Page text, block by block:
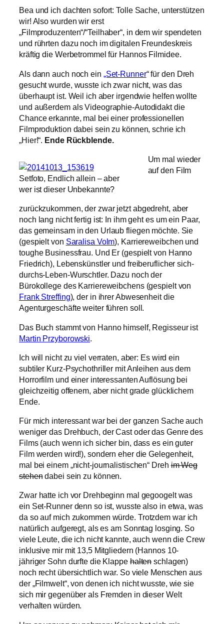
Bea und ich dachten sofort: Tolle Sache, unterstützen
wir! Also wurden wir erst
„Filmproduzenten“/“Teilhaber“, in dem wir spendeten
und rührten dazu noch im digitalen Freundeskreis
kräftig die Werbetrommel für Hannos Filmidee.
Als dann auch noch ein „Set-Runner“ für den Dreh
gesucht wurde, wusste ich zwar nicht, was das
überhaupt ist. Weil ich aber irgendwie helfen wollte
und außerdem als Videographie-Autodidakt die
Chance erkannte, mal bei einer professionellen
Filmproduktion dabei sein zu können, schrie ich
„Hier!“. Ende Rückblende.
Setfoto, Endlich allein – aber
wer ist dieser Unbekannte?
Um mal wieder
auf den Film
zurückzukommen, der zwar jetzt abgedreht, aber
noch lang nicht fertig ist: In ihm geht es um ein Paar,
das gemeinsam in den Urlaub fliegen möchte. Sie
(gespielt von Saralisa Volm), Karriereweibchen und
toughe Businessfrau. Und Er (gespielt von Hanno
Friedrich), Lebenskünstler und freiberuflicher sich-
durchs-Leben-Wurschtler. Dazu noch der
Bürokollege des Karriereweibchens (gespielt von
Frank Streffing), der in ihrer Abwesenheit die
Agenturgeschäfte weiter führen soll.
Das Buch stammt von Hanno himself, Regisseur ist
Martin Przyborowski.
Ich will nicht zu viel verraten, aber: Es wird ein
subtiler Kurz-Psychothriller mit Anleihen aus dem
Horrorfilm und einer interessanten Auflösung bei
gleichzeitig offenem, aber nicht grade glücklichem
Ende.
Für mich interessant war bei der ganzen Sache auch
weniger das Drehbuch, der Cast oder das Genre des
Films (auch wenn ich sicher bin, dass es ein guter
Film werden wird!), sondern eher die Gelegenheit,
mal bei einem „nicht-journalistischen“ Drehim Weg
stehendabei sein zu können.
Zwar hatte ich vor Drehbeginn mal gegoogelt was
ein Set-Runner denn so ist, wusste also in etwa, was
da so auf mich zukommen würde. Trotzdem war ich
natürlich aufgeregt, als es am Sonntag losging. So
viele Leute, die ich nicht kannte, auch wenn die Crew
inklusive mir mit 13,5 Mitgliedern (Hannos 10-
jähriger Sohn durfte die Klappehaltenschlagen)
noch recht übersichtlich war. So viele Menschen aus
der „Filmwelt“, von denen ich nicht wusste, wie sie
sich mir gegenüber als Fremden in dieser Welt
verhalten würden.